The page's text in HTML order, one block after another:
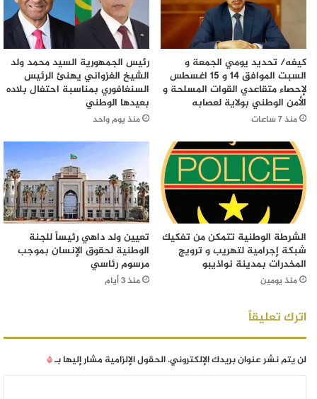
كيفه/ تحديد يومي الجمعة و
السبت الموافق 14 و 15 اغسطس
لإحصاء متقاعدي القوات المسلحة و
الأمن الوطني بولاية لعصابه
منذ 7 ساعات
رئيس الجمهورية السيد محمد ولد
الشيخ الغزواني يهنئ الرئيس
السنغافوري بمناسبة احتفال بلاده
بعيدها الوطني
منذ يوم واحد
الشرطة الوطنية تتمكن من تفكيك
شبكة إجرامية لتهريب و ترويج
المخدرات بمدينة نواذيبو
منذ يومين
تعيين ولد داهي رئيساً للجنة
الوطنية لحقوق الإنسان بموجب
مرسوم رئاسي
منذ 3 أيام
اترك تعليقاً
لن يتم نشر عنوان بريدك الإلكتروني.الحقول الإلزامية مشار إليها بـ*